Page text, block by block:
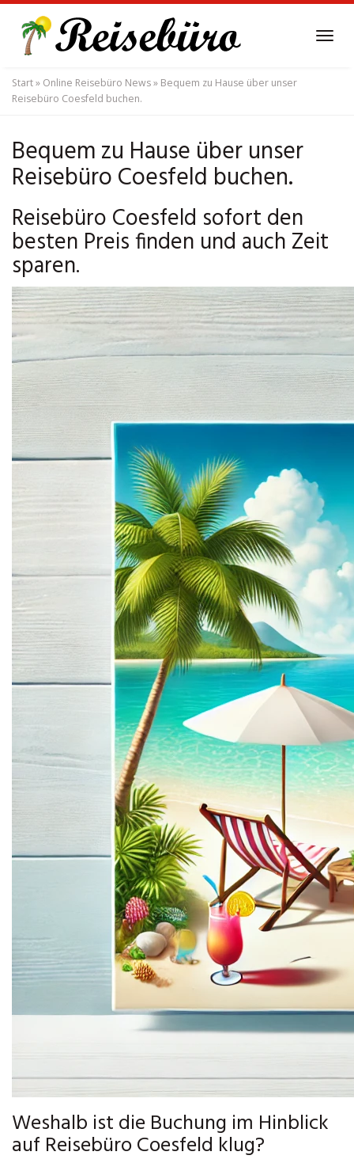
main
content
Start» Online Reisebüro News» Bequem zu Hause über unser
Reisebüro Coesfeld buchen.
Bequem zu Hause über unser
Reisebüro Coesfeld buchen.
Reisebüro Coesfeld sofort den
besten Preis finden und auch Zeit
sparen.
Weshalb ist die Buchung im Hinblick
auf Reisebüro Coesfeld klug?